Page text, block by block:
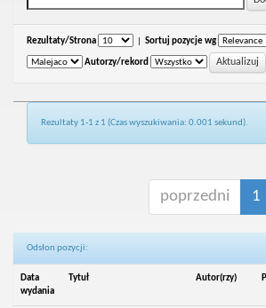
Rezultaty/Strona Sortuj pozycje wg
Autorzy/rekord
Rezultaty 1-1 z 1 (Czas wyszukiwania: 0.001 sekund).
poprzedni 1
Odsłon pozycji:
Data
wydania
Tytuł Autor(rzy)